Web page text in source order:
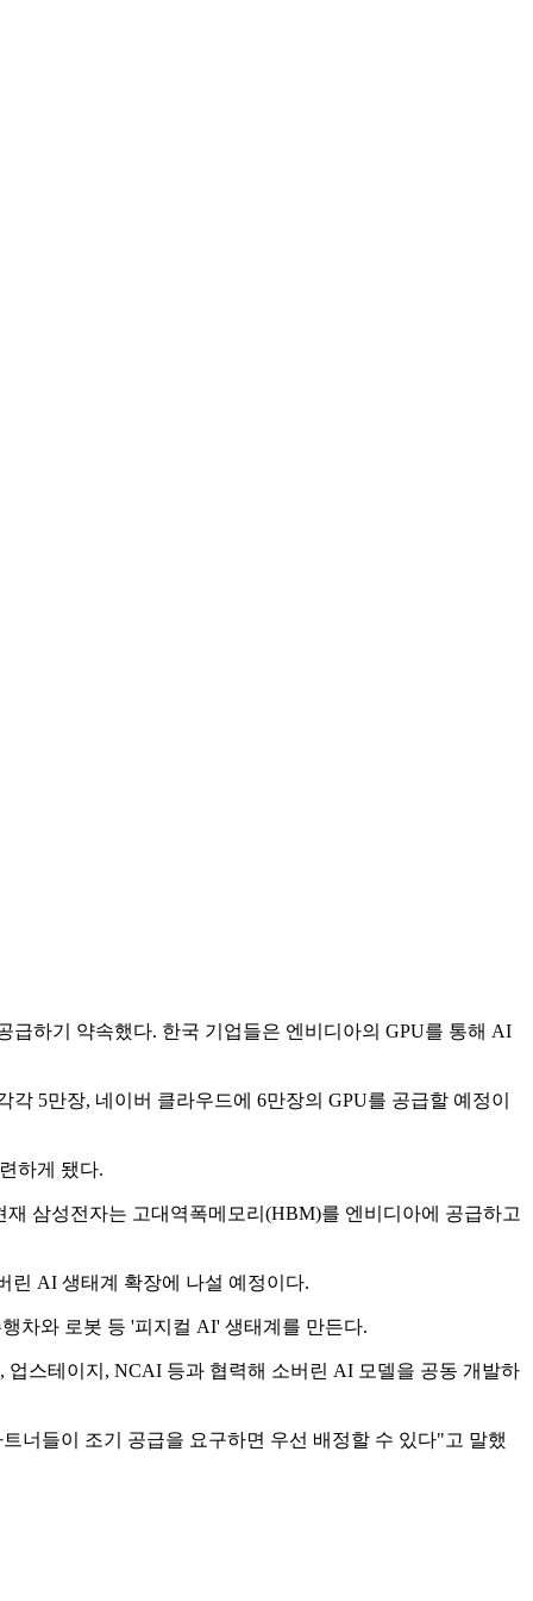
하기 약속했다. 한국 기업들은 엔비디아의 GPU를 통해 AI
5만장, 네이버 클라우드에 6만장의 GPU를 공급할 예정이
하게 됐다.
삼성전자는 고대역폭메모리(HBM)를 엔비디아에 공급하고
린 AI 생태계 확장에 나설 예정이다.
차와 로봇 등 '피지컬 AI' 생태계를 만든다.
스테이지, NCAI 등과 협력해 소버린 AI 모델을 공동 개발하
너들이 조기 공급을 요구하면 우선 배정할 수 있다"고 말했